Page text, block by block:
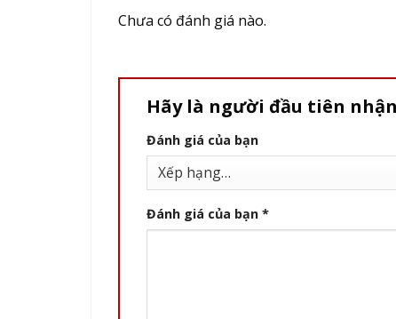
Chưa có đánh giá nào.
Hãy là người đầu tiên nhận
Đánh giá của bạn
Đánh giá của bạn *